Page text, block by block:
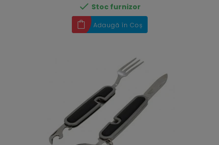
 Stoc furnizor
Adaugă în Coș